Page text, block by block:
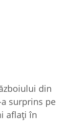
din
a surprins pe
aflaţi în